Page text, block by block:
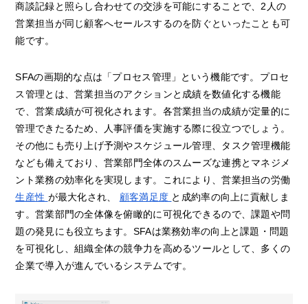
商談記録と照らし合わせての交渉を可能にすることで、2人の
営業担当が同じ顧客へセールスするのを防ぐといったことも可
能です。
SFAの画期的な点は「プロセス管理」という機能です。プロセ
ス管理とは、営業担当のアクションと成績を数値化する機能
で、営業成績が可視化されます。各営業担当の成績が定量的に
管理できたるため、人事評価を実施する際に役立つでしょう。
その他にも売り上げ予測やスケジュール管理、タスク管理機能
なども備えており、営業部門全体のスムーズな連携とマネジメ
ント業務の効率化を実現します。これにより、営業担当の労働
生産性 が最大化され、 顧客満足度 と成約率の向上に貢献しま
す。営業部門の全体像を俯瞰的に可視化できるので、課題や問
題の発見にも役立ちます。SFAは業務効率の向上と課題・問題
を可視化し、組織全体の競争力を高めるツールとして、多くの
企業で導入が進んでいるシステムです。